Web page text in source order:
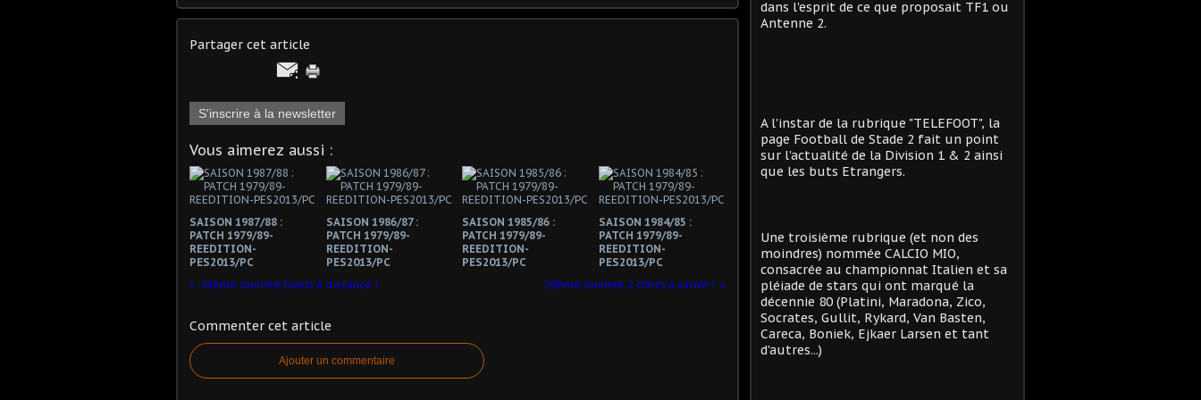
Partager cet article
S'inscrire à la newsletter
Vous aimerez aussi :
SAISON 1987/88 :
PATCH 1979/89-
REEDITION-
PES2013/PC
SAISON 1986/87 :
PATCH 1979/89-
REEDITION-
PES2013/PC
SAISON 1985/86 :
PATCH 1979/89-
REEDITION-
PES2013/PC
SAISON 1984/85 :
PATCH 1979/89-
REEDITION-
PES2013/PC
28ème Journée:Duels à distance !
29ème Journée:2 chocs à suivre !
Commenter cet article
Ajouter un commentaire
dans l'esprit de ce que proposait TF1 ou
Antenne 2.
A l'instar de la rubrique "TELEFOOT", la
page Football de Stade 2 fait un point
sur l'actualité de la Division 1 & 2 ainsi
que les buts Etrangers.
Une troisième rubrique (et non des
moindres) nommée CALCIO MIO,
consacrée au championnat Italien et sa
pléiade de stars qui ont marqué la
décennie 80 (Platini, Maradona, Zico,
Socrates, Gullit, Rykard, Van Basten,
Careca, Boniek, Ejkaer Larsen et tant
d'autres...)